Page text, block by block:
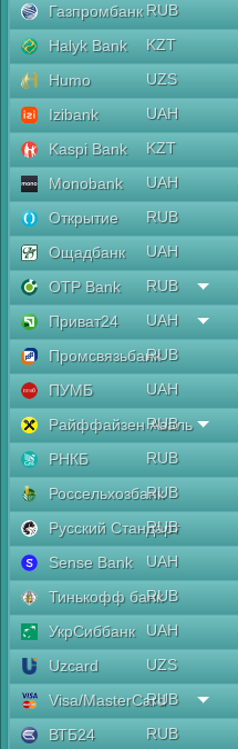
Газпромбанк RUB
Halyk Bank
KZT
Humo
UZS
Izibank
UAH
Kaspi Bank
KZT
Monobank
UAH
Открытие
RUB
Ощадбанк
UAH
OTP Bank
RUB
Приват24
UAH
ПромсвязьбанкRUB
ПУМБ
UAH
Райффайзен Аваль
RUB
РНКБ
RUB
РоссельхозбанкRUB
Русский Стандарт
RUB
Sense Bank
UAH
Тинькофф банкRUB
УкрСиббанк
UAH
Uzcard
UZS
Visa/MasterCard
RUB
ВТБ24
RUB